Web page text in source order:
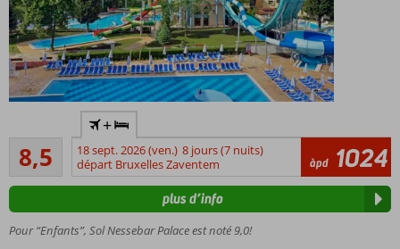
les
familles
avec
enfants
La
8,5Recommandé
27
commentaires
+
18 sept. 2026 (ven.) 8 jours (7 nuits)
départ Bruxelles Zaventem
àpd 1024
Pour “Enfants”, Sol Nessebar Palace est noté 9,0!
plus d’info